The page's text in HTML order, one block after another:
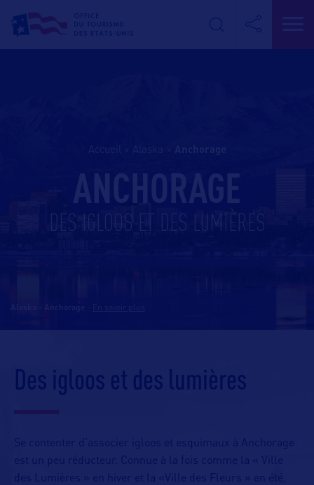
DES IGLOOS ET DES LUMIÈRES
Alaska - Anchorage
Des igloos et des lumières
Se contenter d’associer igloos et esquimaux à Anchorage
est un peu réducteur. Connue à la fois comme la « Ville
des Lumières » en hiver et la «Ville des Fleurs » en été,